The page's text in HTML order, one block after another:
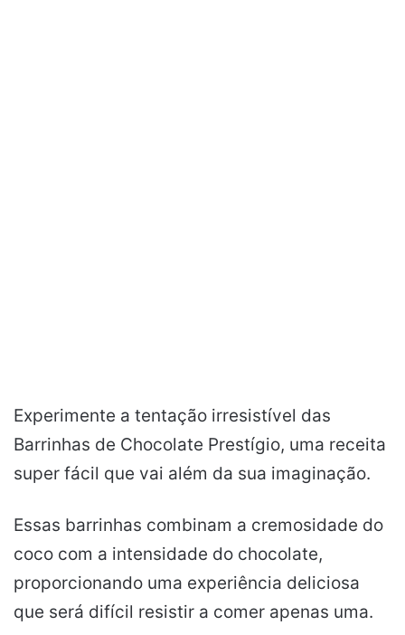
Experimente a tentação irresistível das
Barrinhas de Chocolate Prestígio, uma receita
super fácil que vai além da sua imaginação.
Essas barrinhas combinam a cremosidade do
coco com a intensidade do chocolate,
proporcionando uma experiência deliciosa
que será difícil resistir a comer apenas uma.